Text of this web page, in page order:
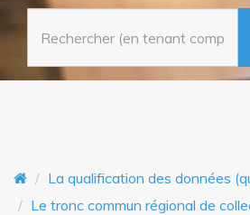
La qualification des données
Le tronc commun régional de